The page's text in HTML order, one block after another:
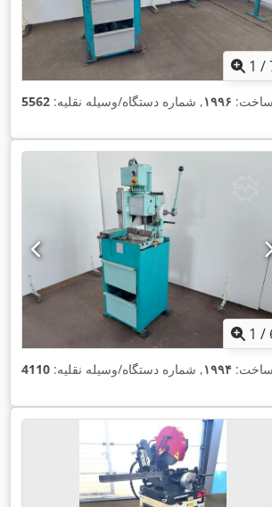
1 /
۱۹۹۶, شماره دستگاه/وسیله نقلیه: 5562
1 /
۱۹۹۴, شماره دستگاه/وسیله نقلیه: